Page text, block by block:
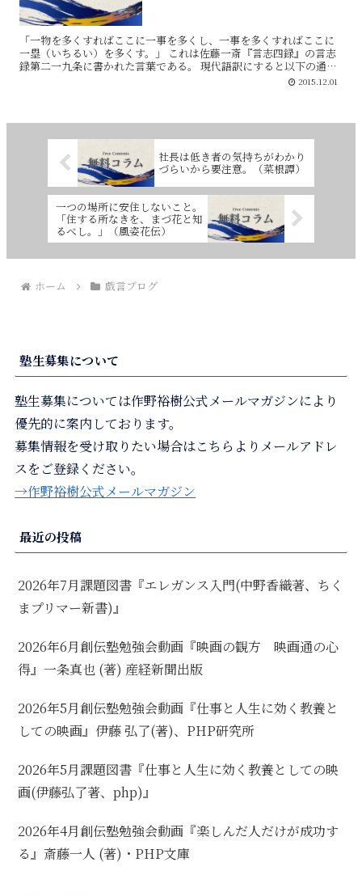
「一物を多くすればここに一事を多くし、一事を多くすればここに
一塁（いちるい）を多くす。」 これは佐藤一斎『言志四録』の言志
録第二一九条に書かれた言葉である。 現代語訳にすると以下の通
り。 「物が一つ増えると、やることが一つ増え、やること...2015.12.01
社長は低き者の気持ちがわかり
づらいから要注意。（菜根譚）
一つの場所に安住しないこと。
「住する所なきを、まづ花と知
るべし。」（風姿花伝）
ホーム 戯言ブログ
塾生募集について
塾生募集については作野裕樹公式メールマガジンにより
優先的に案内しております。
募集情報を受け取りたい場合はこちらよりメールアドレ
スをご登録ください。
→作野裕樹公式メールマガジン
最近の投稿
2026年7月課題図書『エレガンス入門(中野香織著、ちく
まプリマー新書)』
2026年6月創伝塾勉強会動画『映画の観方 映画通の心
得』一条真也 (著) 産経新聞出版
2026年5月創伝塾勉強会動画『仕事と人生に効く教養と
しての映画』伊藤 弘了(著)、PHP研究所
2026年5月課題図書『仕事と人生に効く教養としての映
画(伊藤弘了著、php)』
2026年4月創伝塾勉強会動画『楽しんだ人だけが成功す
る』斎藤一人 (著)・PHP文庫